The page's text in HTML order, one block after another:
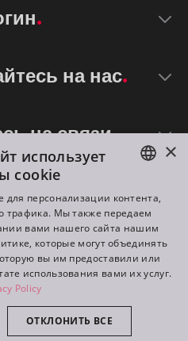
на нас
на связи
lighting s.r.o.
Created by
Switch to desktop mode
ENGLISH
DE
FR
RU
×
использует
cookie
персонализации контента,
трафика. Мы также передаем
вами нашего сайта нашим
которые могут объединять
вы им предоставили или
использования вами их услуг.
Policy
ОТКЛОНИТЬ ВСЕ